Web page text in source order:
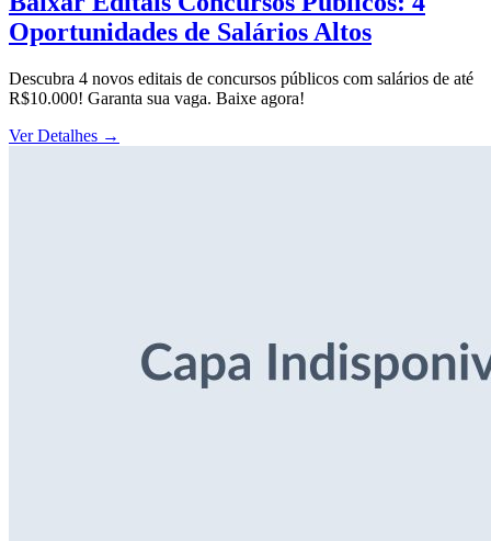
Oportunidades de Salários Altos
Descubra 4 novos editais de concursos públicos com salários de até
R$10.000! Garanta sua vaga. Baixe agora!
Ver Detalhes →